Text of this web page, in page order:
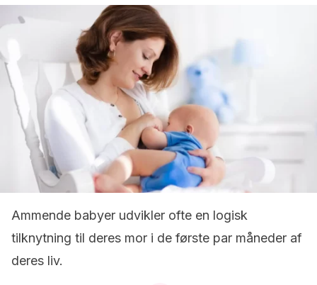
Ammende babyer udvikler ofte en logisk
tilknytning til deres mor i de første par måneder af
deres liv.